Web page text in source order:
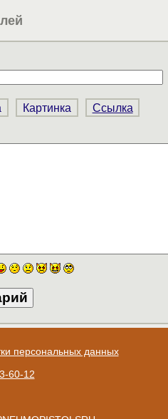
Картинка Ссылка
персональных данных
60-12